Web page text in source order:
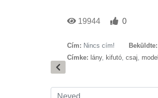
19944 0
Cím: Nincs cím! Beküldte:
Címke: lány, kifutó, csaj, modell